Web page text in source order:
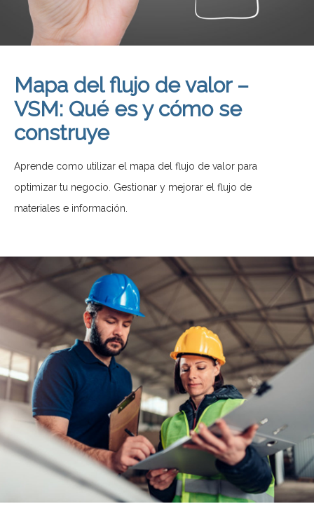
Mapa del flujo de valor –
VSM: Qué es y cómo se
construye
Aprende como utilizar el mapa del flujo de valor para
optimizar tu negocio. Gestionar y mejorar el flujo de
materiales e información.